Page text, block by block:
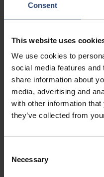
Consent
This website uses
We use cookies to
social media features
share information about
media, advertising and
with other information that
they’ve collected from
Selection
Necessary
Kraftstoffverbrauch
zurückgegeben werden.
Erkunden Sie die Vorteile der